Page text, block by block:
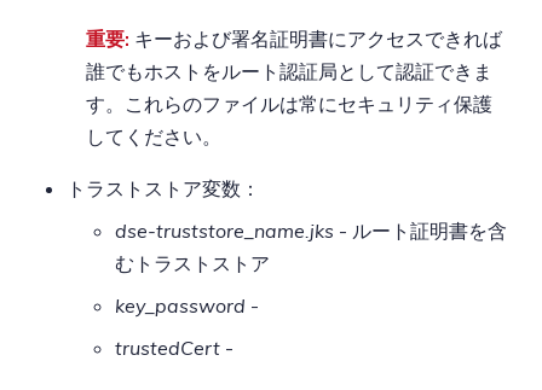
重要: キーおよび署名証明書にアクセスできれば
誰でもホストをルート認証局として認証できま
す。これらのファイルは常にセキュリティ保護
してください。
トラストストア変数：
dse-truststore_name.jks - ルート証明書を含
むトラストストア
key_password -
trustedCert -